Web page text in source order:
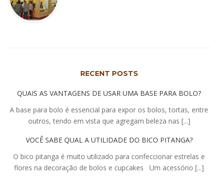
RECENT POSTS
QUAIS AS VANTAGENS DE USAR UMA BASE PARA BOLO?
A base para bolo é essencial para expor os bolos, tortas, entre
outros, tendo em vista que agregam beleza nas [...]
VOCÊ SABE QUAL A UTILIDADE DO BICO PITANGA?
O bico pitanga é muito utilizado para confeccionar estrelas e
flores na decoração de bolos e cupcakes Um acessório [...]